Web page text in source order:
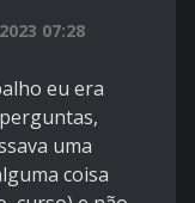
07:28
eu era
uma
coisa